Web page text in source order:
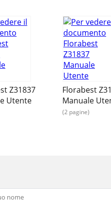
Z31837
Utente
Florabest
Manuale
(2 pagine)